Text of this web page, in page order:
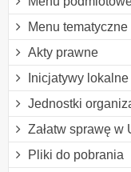
Menu tematyczne
Akty prawne
Inicjatywy lokalne
Jednostki
Załatw sprawę w
Pliki do pobrania